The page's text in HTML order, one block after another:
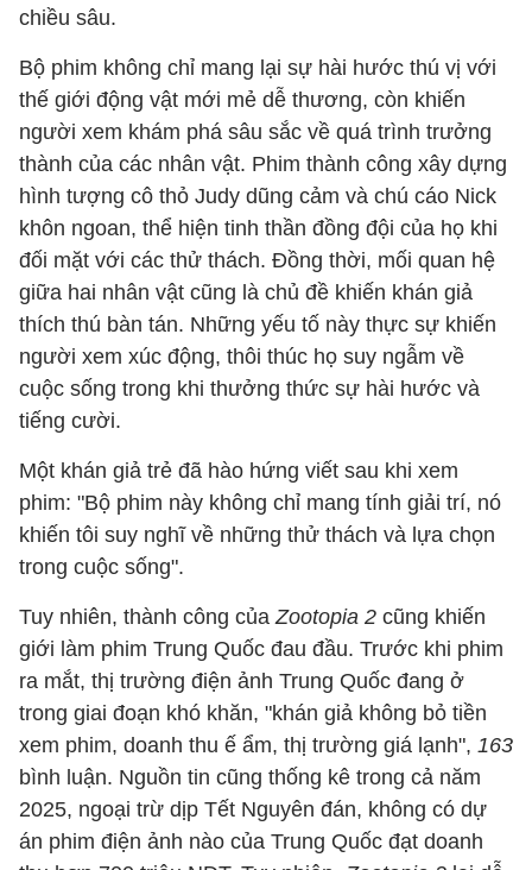
chiều sâu.
Bộ phim không chỉ mang lại sự hài hước thú vị với
thế giới động vật mới mẻ dễ thương, còn khiến
người xem khám phá sâu sắc về quá trình trưởng
thành của các nhân vật. Phim thành công xây dựng
hình tượng cô thỏ Judy dũng cảm và chú cáo Nick
khôn ngoan, thể hiện tinh thần đồng đội của họ khi
đối mặt với các thử thách. Đồng thời, mối quan hệ
giữa hai nhân vật cũng là chủ đề khiến khán giả
thích thú bàn tán. Những yếu tố này thực sự khiến
người xem xúc động, thôi thúc họ suy ngẫm về
cuộc sống trong khi thưởng thức sự hài hước và
tiếng cười.
Một khán giả trẻ đã hào hứng viết sau khi xem
phim: "Bộ phim này không chỉ mang tính giải trí, nó
khiến tôi suy nghĩ về những thử thách và lựa chọn
trong cuộc sống".
Tuy nhiên, thành công củaZootopia 2 cũng khiến
giới làm phim Trung Quốc đau đầu. Trước khi phim
ra mắt, thị trường điện ảnh Trung Quốc đang ở
trong giai đoạn khó khăn, "khán giả không bỏ tiền
xem phim, doanh thu ế ẩm, thị trường giá lạnh", 163
bình luận. Nguồn tin cũng thống kê trong cả năm
2025, ngoại trừ dịp Tết Nguyên đán, không có dự
án phim điện ảnh nào của Trung Quốc đạt doanh